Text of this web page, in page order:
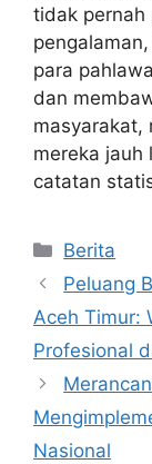
tidak pernah
pengalaman,
para
dan
masyarakat,
mereka jauh
catatan
Kategori
Berita
Peluang
Aceh Timur:
Profesional
Nasional